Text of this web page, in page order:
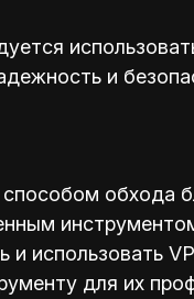
и
обхода
использовать
для их